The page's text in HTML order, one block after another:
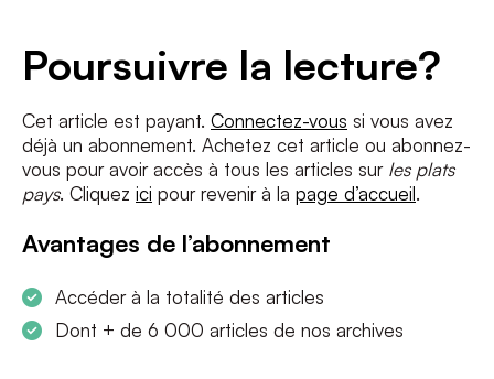
Poursuivre la lecture?
Cet article est payant. Connectez-vous si vous avez
déjà un abonnement. Achetez cet article ou abonnez-
vous pour avoir accès à tous les articles sur les plats
pays. Cliquez ici pour revenir à la page d’accueil.
Avantages de l’abonnement
Accéder à la totalité des articles
Dont + de 6 000 articles de nos archives
J'accepte les termes et conditions etla politique de confidentialité
S'INSCRIRE